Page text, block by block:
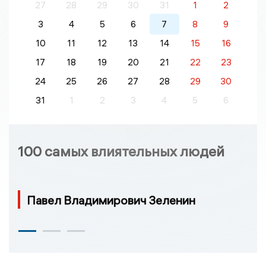
27
28 29 30 31 1
2
3
4 5 6 7 8
9
10
11 12 13 14 15
16
17
18 19 20 21 22
23
24
25 26 27 28 29
30
31
1 2 3 4 5 6
100 самых влиятельных людей
Павел Владимирович Зеленин